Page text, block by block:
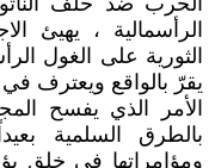
الرأسمالية ، يهيئ
الثورية على الغول
يقرّ بالواقع ويعترف
الأمر الذي يفسح
بالطرق السلمية
ومؤامراتها في خلق